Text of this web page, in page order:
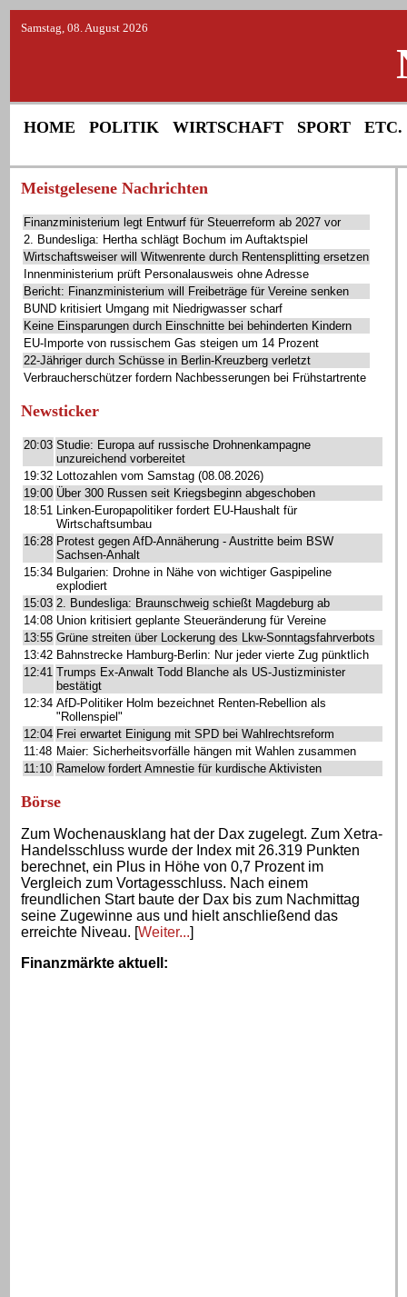
Samstag, 08. August 2026
HOME POLITIK WIRTSCHAFT SPORT ETC.
Meistgelesene Nachrichten
Finanzministerium legt Entwurf für Steuerreform ab 2027 vor
2. Bundesliga: Hertha schlägt Bochum im Auftaktspiel
Wirtschaftsweiser will Witwenrente durch Rentensplitting ersetzen
Innenministerium prüft Personalausweis ohne Adresse
Bericht: Finanzministerium will Freibeträge für Vereine senken
BUND kritisiert Umgang mit Niedrigwasser scharf
Keine Einsparungen durch Einschnitte bei behinderten Kindern
EU-Importe von russischem Gas steigen um 14 Prozent
22-Jähriger durch Schüsse in Berlin-Kreuzberg verletzt
Verbraucherschützer fordern Nachbesserungen bei Frühstartrente
Newsticker
20:03 Studie: Europa auf russische Drohnenkampagne
unzureichend vorbereitet
19:32 Lottozahlen vom Samstag (08.08.2026)
19:00 Über 300 Russen seit Kriegsbeginn abgeschoben
18:51 Linken-Europapolitiker fordert EU-Haushalt für
Wirtschaftsumbau
16:28 Protest gegen AfD-Annäherung - Austritte beim BSW
Sachsen-Anhalt
15:34 Bulgarien: Drohne in Nähe von wichtiger Gaspipeline
explodiert
15:03 2. Bundesliga: Braunschweig schießt Magdeburg ab
14:08 Union kritisiert geplante Steueränderung für Vereine
13:55 Grüne streiten über Lockerung des Lkw-Sonntagsfahrverbots
13:42 Bahnstrecke Hamburg-Berlin: Nur jeder vierte Zug pünktlich
12:41 Trumps Ex-Anwalt Todd Blanche als US-Justizminister
bestätigt
12:34 AfD-Politiker Holm bezeichnet Renten-Rebellion als
"Rollenspiel"
12:04 Frei erwartet Einigung mit SPD bei Wahlrechtsreform
11:48 Maier: Sicherheitsvorfälle hängen mit Wahlen zusammen
11:10 Ramelow fordert Amnestie für kurdische Aktivisten
Börse
Zum Wochenausklang hat der Dax zugelegt. Zum Xetra-
Handelsschluss wurde der Index mit 26.319 Punkten
berechnet, ein Plus in Höhe von 0,7 Prozent im
Vergleich zum Vortagesschluss. Nach einem
freundlichen Start baute der Dax bis zum Nachmittag
seine Zugewinne aus und hielt anschließend das
erreichte Niveau. [Weiter...]
Finanzmärkte aktuell :